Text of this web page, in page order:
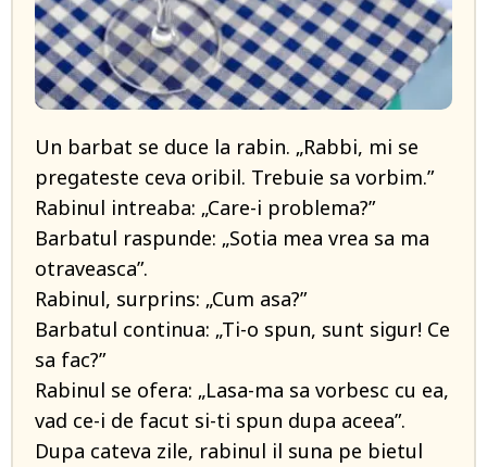
Un barbat se duce la rabin. „Rabbi, mi se
pregateste ceva oribil. Trebuie sa vorbim.”
Rabinul intreaba: „Care-i problema?”
Barbatul raspunde: „Sotia mea vrea sa ma
otraveasca”.
Rabinul, surprins: „Cum asa?”
Barbatul continua: „Ti-o spun, sunt sigur! Ce
sa fac?”
Rabinul se ofera: „Lasa-ma sa vorbesc cu ea,
vad ce-i de facut si-ti spun dupa aceea”.
Dupa cateva zile, rabinul il suna pe bietul